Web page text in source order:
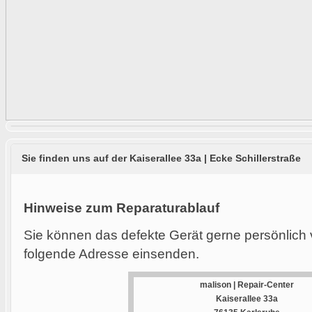
Sie finden uns auf der Kaiserallee 33a | Ecke Schillerstraße
Hinweise zum Reparaturablauf
Sie können das defekte Gerät gerne
folgende Adresse einsenden.
malison | Repair-Center
Kaiserallee 33a